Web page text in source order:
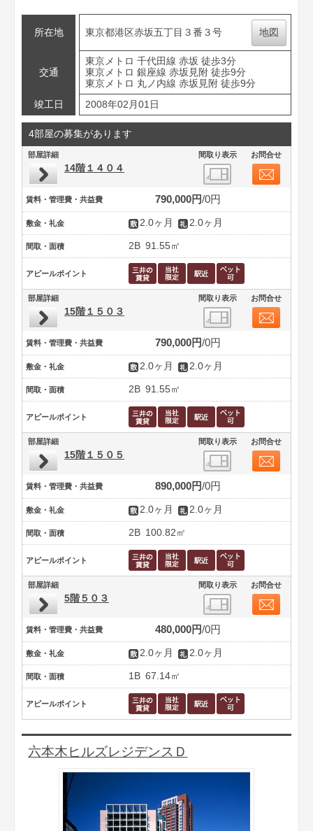
所在地 東京都港区赤坂五丁目３番３号 地図
交通
東京メトロ 千代田線 赤坂 徒歩3分
東京メトロ 銀座線 赤坂見附 徒歩9分
東京メトロ 丸ノ内線 赤坂見附 徒歩9分
竣工日
2008年02月01日
4部屋の募集があります
部屋詳細 間取り表示 お問合せ
14階１４０４
賃料・管理費・共益費 790,000円 0円
敷金・礼金 2.0ヶ月 2.0ヶ月
間取・面積 2B 91.55㎡
アピールポイント
部屋詳細 間取り表示 お問合せ
15階１５０３
賃料・管理費・共益費 790,000円 0円
敷金・礼金 2.0ヶ月 2.0ヶ月
間取・面積 2B 91.55㎡
アピールポイント
部屋詳細 間取り表示 お問合せ
15階１５０５
賃料・管理費・共益費 890,000円 0円
敷金・礼金 2.0ヶ月 2.0ヶ月
間取・面積 2B 100.82㎡
アピールポイント
部屋詳細 間取り表示 お問合せ
5階５０３
賃料・管理費・共益費 480,000円 0円
敷金・礼金 2.0ヶ月 2.0ヶ月
間取・面積 1B 67.14㎡
アピールポイント
六本木ヒルズレジデンスＤ